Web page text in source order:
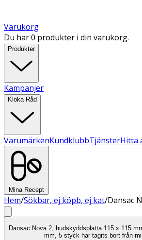
Varukorg
Du har 0 produkter i din varukorg.
Produkter
Kampanjer
Kloka Råd
VarumärkenKundklubbTjänsterHitta
Mina Recept
Hem/Sökbar, ej köpb, ej kat/Dansac
Dansac Nova 2, hudskyddsplatta 115 x 115
mm, 5 styck har tagits bort från